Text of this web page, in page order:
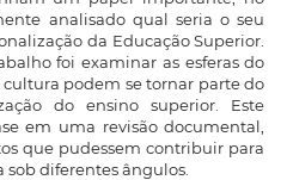
analisado qual seria o seu
da Educação Superior.
foi examinar as esferas do
podem se tornar parte do
do ensino superior. Este
em uma revisão documental,
que pudessem contribuir para
diferentes ângulos.